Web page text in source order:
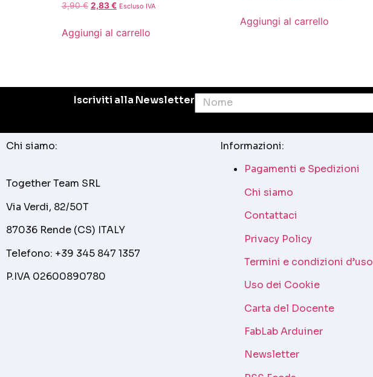
3,90€ 2,83€ Escluso IVA
Aggiungi al carrello
Aggiungi al carrello
Iscriviti alla Newsletter
Chi siamo:
Together Team SRL
Via Verdi, 82/50T
87036 Rende (CS) ITALY
Telefono: +39 345 847 1357
P.IVA 02600890780
Informazioni:
Pagamenti e Spedizioni
Chi siamo
Contattaci
Privacy Policy
Termini e condizioni d’uso
Uso dei Cookie
Carta del Docente
FabLab Arduiner
Newsletter